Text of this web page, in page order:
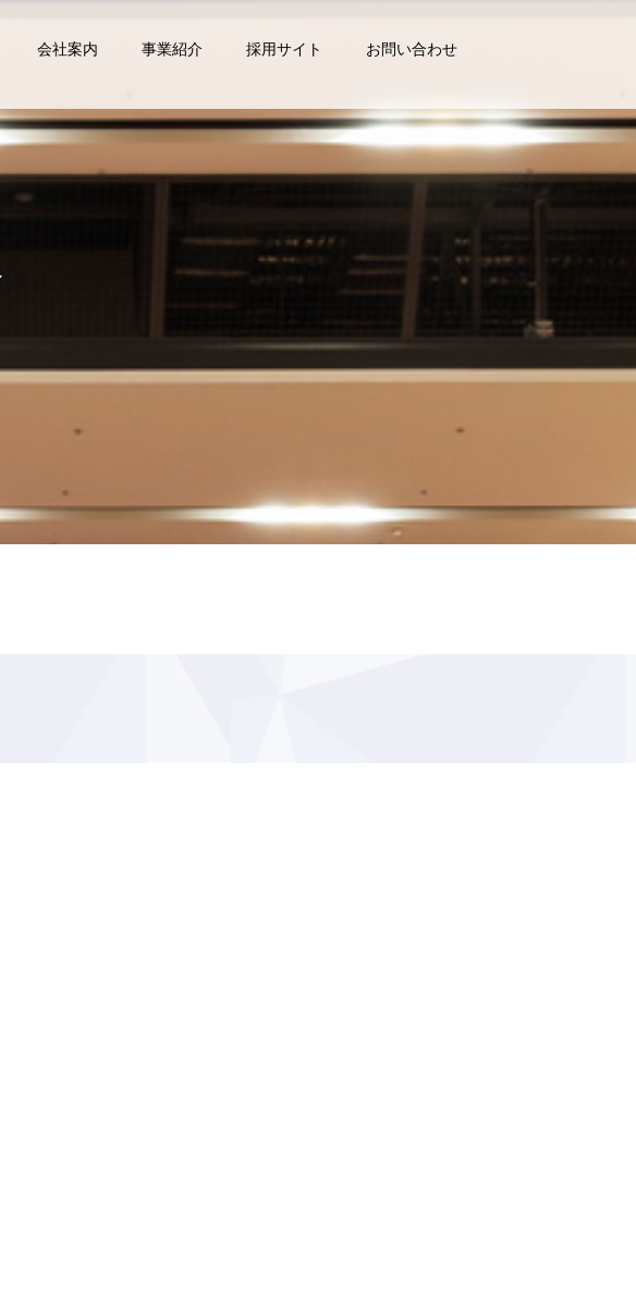
会社案内 事業紹介 採用サイト お問い合わせ